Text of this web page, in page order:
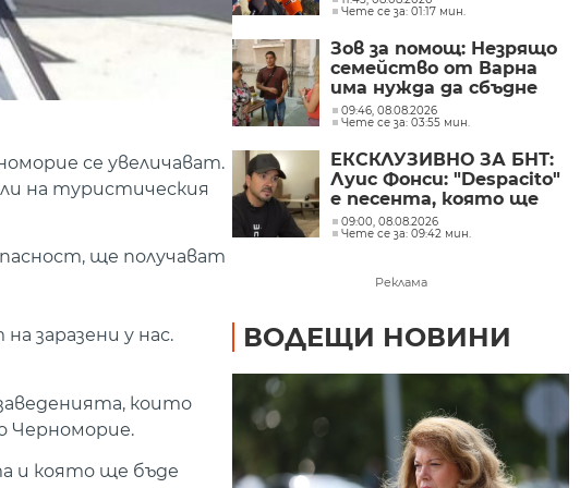
се увеличават.
на туристическия
ще получават
заразени у нас.
които
Черноморие.
и която ще бъде
зеленчуци
Чете се за: 01:17 мин.
Зов за помощ: Незрящо
семейство от Варна
има нужда да сбъдне
една мечта
09:46, 08.08.2026
Чете се за: 03:55 мин.
ЕКСКЛУЗИВНО ЗА БНТ:
Луис Фонси: "Despacito"
е песента, която ще
изпълнявам до края на
живота си
09:00, 08.08.2026
Чете се за: 09:42 мин.
Реклама
ВОДЕЩИ НОВИНИ